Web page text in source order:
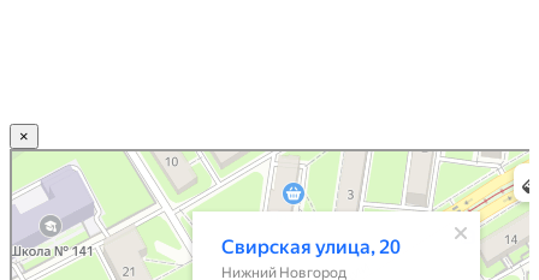
×
Нижний Новгород
Свирская улица, 20 — Яндекс.Карты